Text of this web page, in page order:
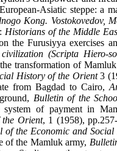
European-Asiatic
Kong.
in:Historians of the Middle
on the Furusiyya
civilization (Scripta
the transformation of
History of the Orient
from Bagdad to
Bulletin of the
system of payment in
the Orient , 1 (1958),
of the Economic and
of the Mamluk army,